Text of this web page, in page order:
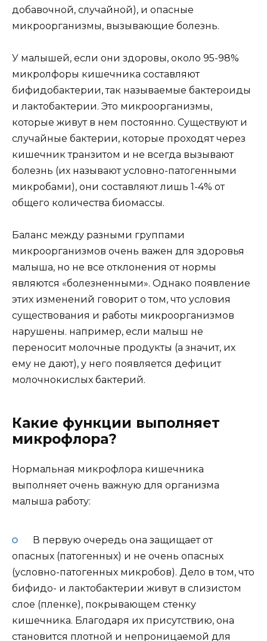
добавочной, случайной), и опасные
микроорганизмы, вызывающие болезнь.
У малышей, если они здоровы, около 95-98%
микролфоры кишечника составляют
бифидобактерии, так называемые бактероиды
и лактобактерии. Это микроорганизмы,
которые живут в нем постоянно. Существуют и
случайные бактерии, которые проходят через
кишечник транзитом и не всегда вызывают
болезнь (их называют условно-патогенными
микробами), они составляют лишь 1-4% от
общего количества биомассы.
Баланс между разными группами
микроорганизмов очень важен для здоровья
малыша, но не все отклонения от нормы
являются «болезненными». Однако появление
этих изменений говорит о том, что условия
существования и работы микроорганизмов
нарушены. например, если малыш не
переносит молочные продукты (а значит, их
ему не дают), у него появляется дефицит
молочнокислых бактерий.
Какие функции выполняет
микрофлора?
Нормальная микрофлора кишечника
выполняет очень важную для организма
малыша работу:
В первую очередь она защищает от
опасных (патогенных) и не очень опасных
(условно-патогенных микробов). Дело в том, что
бифидо- и лактобактерии живут в слизистом
слое (пленке), покрывающем стенку
кишечника. Благодаря их присутствию, она
становится плотной и непроницаемой для